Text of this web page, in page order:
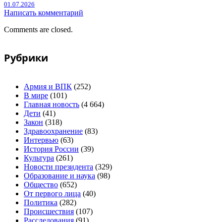
01.07.2026
Написать комментарий
Comments are closed.
Рубрики
Армия и ВПК (252)
В мире (101)
Главная новость (4 664)
Дети (41)
Закон (318)
Здравоохранение (83)
Интервью (63)
История России (39)
Культура (261)
Новости президента (329)
Образование и наука (98)
Общество (652)
От первого лица (40)
Политика (282)
Происшествия (107)
Расследования (91)